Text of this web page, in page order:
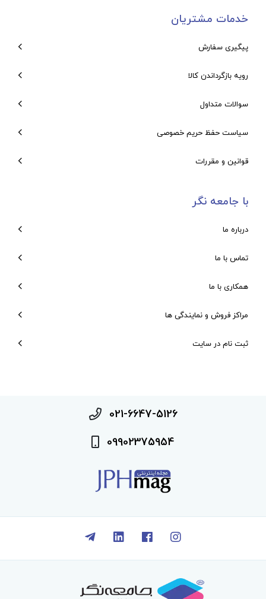
خدمات مشتریان
پیگیری سفارش
رویه بازگرداندن کالا
سوالات متداول
سیاست حفظ حریم خصوصی
قوانین و مقررات
با جامعه نگر
درباره ما
تماس با ما
همکاری با ما
مراکز فروش و نمایندگی ها
ثبت نام در سایت
021-6647-5126
09902375954